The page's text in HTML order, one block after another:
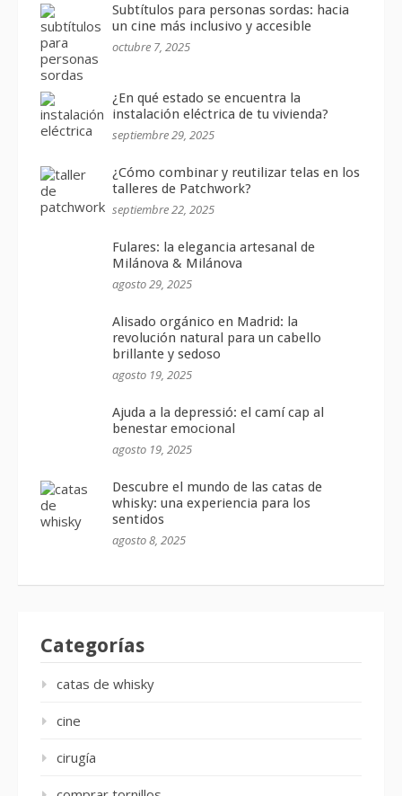
Subtítulos para personas sordas: hacia
un cine más inclusivo y accesible
octubre 7, 2025
¿En qué estado se encuentra la
instalación eléctrica de tu vivienda?
septiembre 29, 2025
¿Cómo combinar y reutilizar telas en los
talleres de Patchwork?
septiembre 22, 2025
Fulares: la elegancia artesanal de
Milánova & Milánova
agosto 29, 2025
Alisado orgánico en Madrid: la
revolución natural para un cabello
brillante y sedoso
agosto 19, 2025
Ajuda a la depressió: el camí cap al
benestar emocional
agosto 19, 2025
Descubre el mundo de las catas de
whisky: una experiencia para los
sentidos
agosto 8, 2025
Categorías
catas de whisky
cine
cirugía